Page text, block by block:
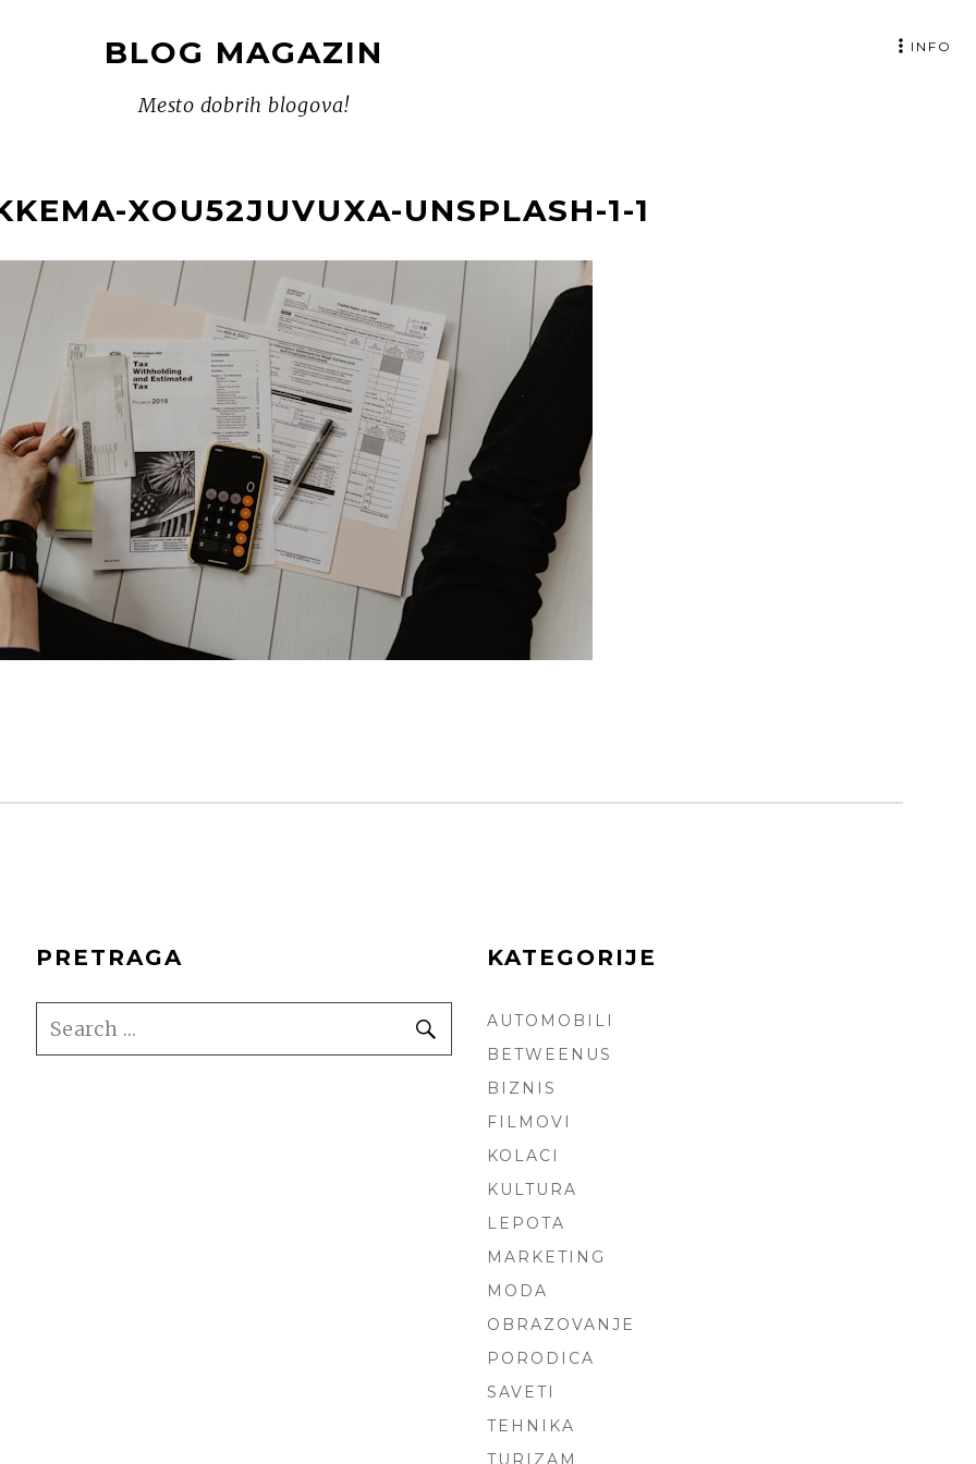
BLOG MAGAZIN
Mesto dobrih blogova!
INFO
XOU52JUVUXA-UNSPLASH-1-1
PRETRAGA
SEARCH
FOR:
SEARCH
KATEGORIJE
AUTOMOBILI
BETWEENUS
BIZNIS
FILMOVI
KOLACI
KULTURA
LEPOTA
MARKETING
MODA
OBRAZOVANJE
PORODICA
SAVETI
TEHNIKA
TURIZAM